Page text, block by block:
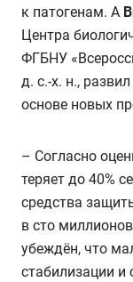
к патогенам. А
Центра
ФГБНУ
д. с.-х. н.,
основе новых
– Согласно
теряет до 40%
средства
в сто
убеждён, что
стабилизации и